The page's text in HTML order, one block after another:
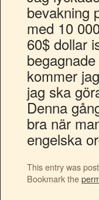
bevakning
med 10
60$ dollar
kommer
jag ska
Denna
bra när
engelska
This entry was
Bookmark the